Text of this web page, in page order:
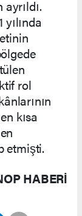
rol
kısa
etmişti.
HABERİ